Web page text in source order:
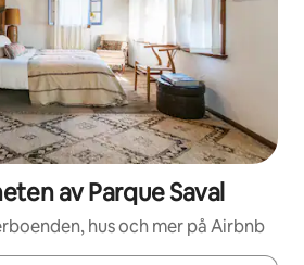
av Parque Saval
hus och mer på Airbnb